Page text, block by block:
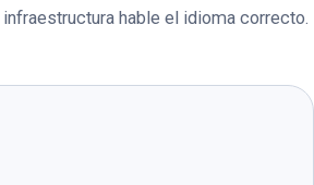
hable el idioma correcto.